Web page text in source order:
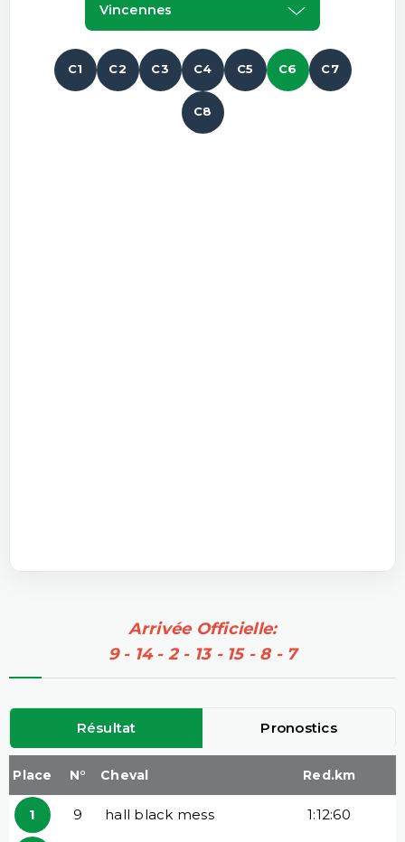
Vincennes
C1 C2 C3 C4 C5 C6 C7
C8
Arrivée Officielle:
9 - 14 - 2 - 13 - 15 - 8 - 7
Résultat Pronostics
Place N° Cheval Red.km
1 9 hall black mess 1:12:60